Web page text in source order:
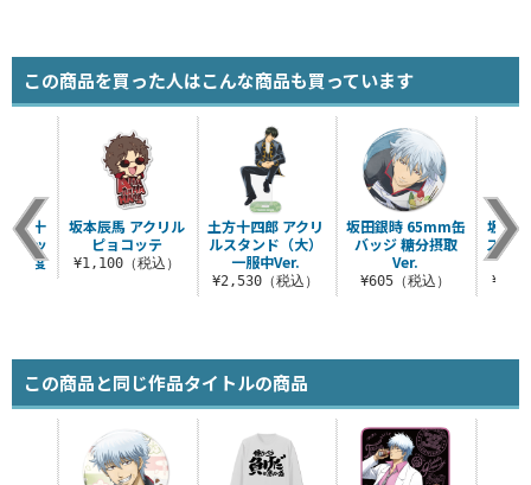
この商品を買った人はこんな商品も買っています
土方十四郎 アクリ
ルスタンド（大）
一服中Ver.
¥2,530（税込）
坂田銀時 65mm缶
バッジ 糖分摂取
Ver.
¥605（税込）
坂田
スタ
方十
バッ
支度
坂本辰馬 アクリル
ピョコッテ
¥1,100（税込）
この商品と同じ作品タイトルの商品